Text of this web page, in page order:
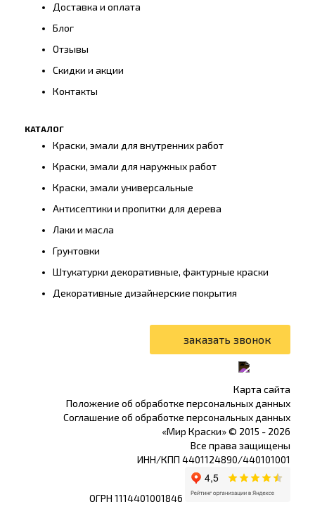
Доставка и оплата
Блог
Отзывы
Скидки и акции
Контакты
КАТАЛОГ
Краски, эмали для внутренних работ
Краски, эмали для наружных работ
Краски, эмали универсальные
Антисептики и пропитки для дерева
Лаки и масла
Грунтовки
Штукатурки декоративные, фактурные краски
Декоративные дизайнерские покрытия
Карта сайта
Положение об обработке персональных данных
Соглашение об обработке персональных данных
«Мир Краски» © 2015 - 2026
Все права защищены
ИНН/КПП 4401124890/440101001
ОГРН 1114401001846